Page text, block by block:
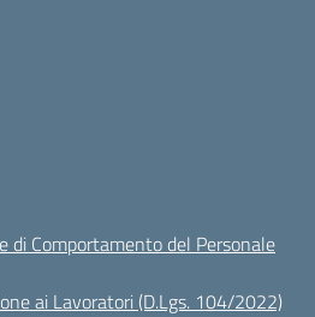
di Comportamento del Personale
ai Lavoratori (D.Lgs. 104/2022)